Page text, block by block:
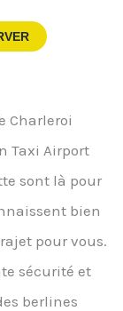
Charleroi
Taxi Airport
sont là pour
bien
pour vous.
sécurité et
berlines